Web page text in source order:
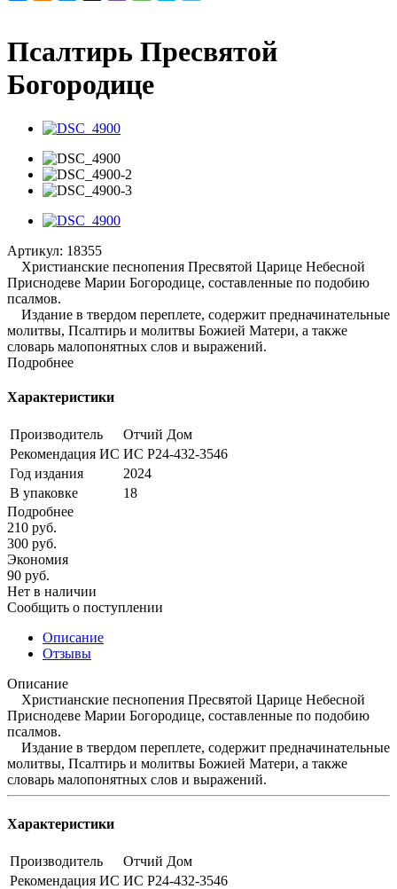
Псалтирь Пресвятой
Богородице
Артикул: 18355
Христианские песнопения Пресвятой Царице Небесной
Приснодеве Марии Богородице, составленные по подобию
псалмов.
Издание в твердом переплете, содержит предначинательные
молитвы, Псалтирь и молитвы Божией Матери, а также
словарь малопонятных слов и выражений.
Подробнее
Характеристики
Производитель
Отчий Дом
Рекомендация ИС ИС Р24-432-3546
Год издания
2024
В упаковке
18
Подробнее
210 руб.
300 руб.
Экономия
90 руб.
Нет в наличии
Сообщить о поступлении
Описание
Отзывы
Описание
Христианские песнопения Пресвятой Царице Небесной
Приснодеве Марии Богородице, составленные по подобию
псалмов.
Издание в твердом переплете, содержит предначинательные
молитвы, Псалтирь и молитвы Божией Матери, а также
словарь малопонятных слов и выражений.
Характеристики
Производитель
Отчий Дом
Рекомендация ИС ИС Р24-432-3546